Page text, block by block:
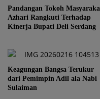
Pandangan Tokoh
Azhari Rangkuti Terhadap
Kinerja Bupati Deli Serdang
Keagungan Bangsa Terukur
dari Pemimpin Adil ala Nabi
Sulaiman